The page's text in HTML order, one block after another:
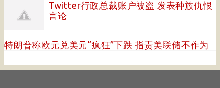
Twitter行政总裁账户被盗 发表种族仇恨
言论
特朗普称欧元兑美元“疯狂”下跌 指责美联储不作为